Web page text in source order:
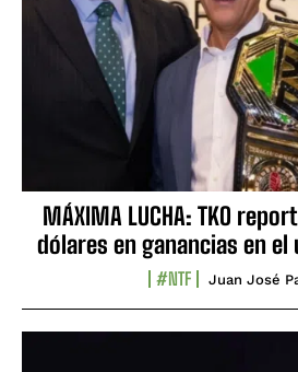
MÁXIMA LUCHA: TKO
dólares en ganancias en
#NTF Juan José